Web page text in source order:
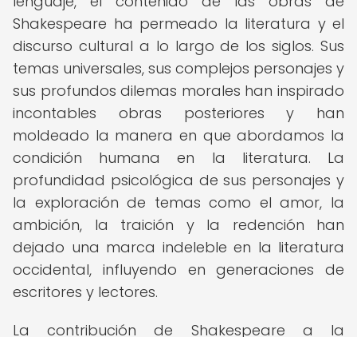
Shakespeare ha permeado la literatura y el
discurso cultural a lo largo de los siglos. Sus
temas universales, sus complejos personajes y
sus profundos dilemas morales han inspirado
incontables obras posteriores y han
moldeado la manera en que abordamos la
condición humana en la literatura. La
profundidad psicológica de sus personajes y
la exploración de temas como el amor, la
ambición, la traición y la redención han
dejado una marca indeleble en la literatura
occidental, influyendo en generaciones de
escritores y lectores.
La contribución de Shakespeare a la